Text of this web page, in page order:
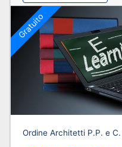
Gratuito
Ordine Architetti P.P. e